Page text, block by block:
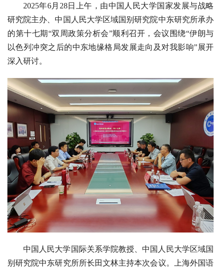
2025年6月28日上午，由中国人民大学国家发展与战略
研究院主办、中国人民大学区域国别研究院中东研究所承办
的第十七期“双周政策分析会”顺利召开，会议围绕“伊朗与
以色列冲突之后的中东地缘格局发展走向及对我影响”展开
深入研讨。
中国人民大学国际关系学院教授、中国人民大学区域国
别研究院中东研究所所长田文林主持本次会议。上海外国语